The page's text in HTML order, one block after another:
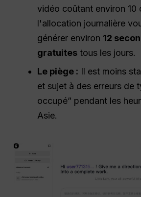
vidéo coûtant environ 10
l'allocation journalière
générer environ 12
gratuites tous les jours.
Le piège : Il est moins
et sujet à des erreurs de
occupé” pendant les
Asie.